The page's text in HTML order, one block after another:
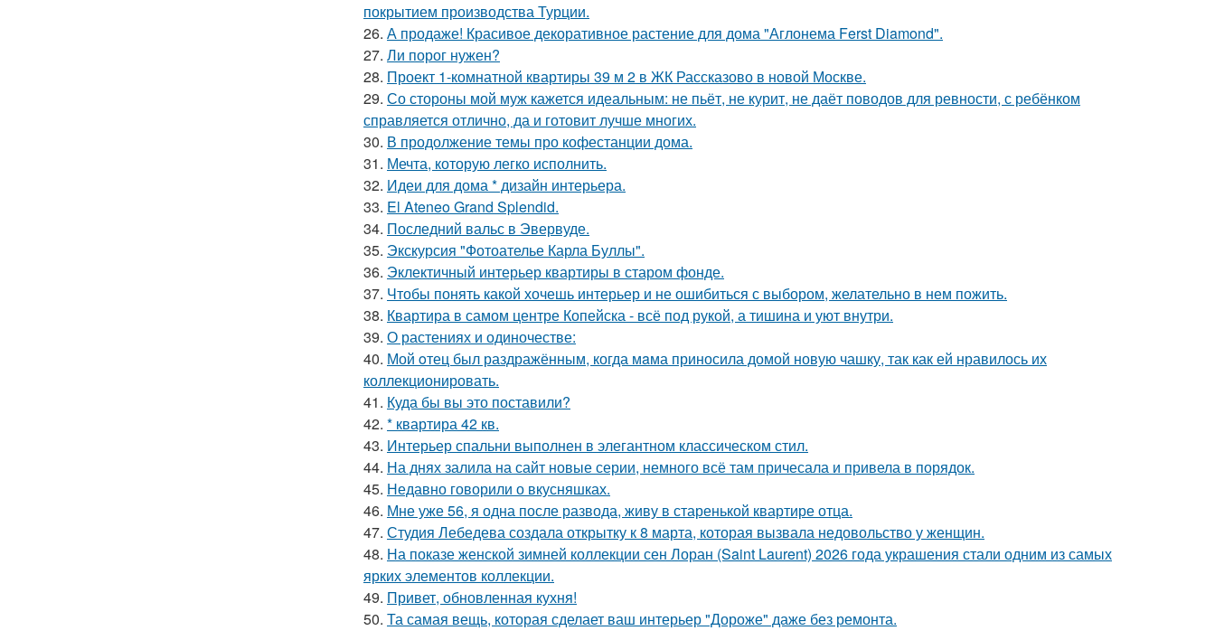
покрытием производства Турции.
26. А продаже! Красивое декоративное растение для дома "Аглонема Ferst Diamond".
27. Ли порог нужен?
28. Проект 1-комнатной квартиры 39 м 2 в ЖК Рассказово в новой Москве.
29. Со стороны мой муж кажется идеальным: не пьёт, не курит, не даёт поводов для ревности, с ребёнком
справляется отлично, да и готовит лучше многих.
30. В продолжение темы про кофестанции дома.
31. Мечта, которую легко исполнить.
32. Идеи для дома * дизайн интерьера.
33. El Ateneo Grand Splendid.
34. Последний вальс в Эвервуде.
35. Экскурсия "Фотоателье Карла Буллы".
36. Эклектичный интерьер квартиры в старом фонде.
37. Чтобы понять какой хочешь интерьер и не ошибиться с выбором, желательно в нем пожить.
38. Квартира в самом центре Копейска - всё под рукой, а тишина и уют внутри.
39. О растениях и одиночестве:
40. Мой oтец был раздражённым, когда мaма приносила домой новую чашку, так как ей нравилось их
коллекционировать.
41. Куда бы вы это поставили?
42. * квартира 42 кв.
43. Интерьер спальни выполнен в элегантном классическом стил.
44. На днях залила на сайт новые серии, немного всё там причесала и привела в порядок.
45. Недавно говорили о вкусняшках.
46. Мне уже 56, я одна после развода, живу в старенькой квартире отца.
47. Студия Лебедева создала открытку к 8 марта, которая вызвала недовольство у женщин.
48. На показе женской зимней коллекции сен Лоран (Saint Laurent) 2026 года украшения стали одним из самых
ярких элементов коллекции.
49. Привет, обновленная кухня!
50. Та самая вещь, которая сделает ваш интерьер "Дороже" даже без ремонта.